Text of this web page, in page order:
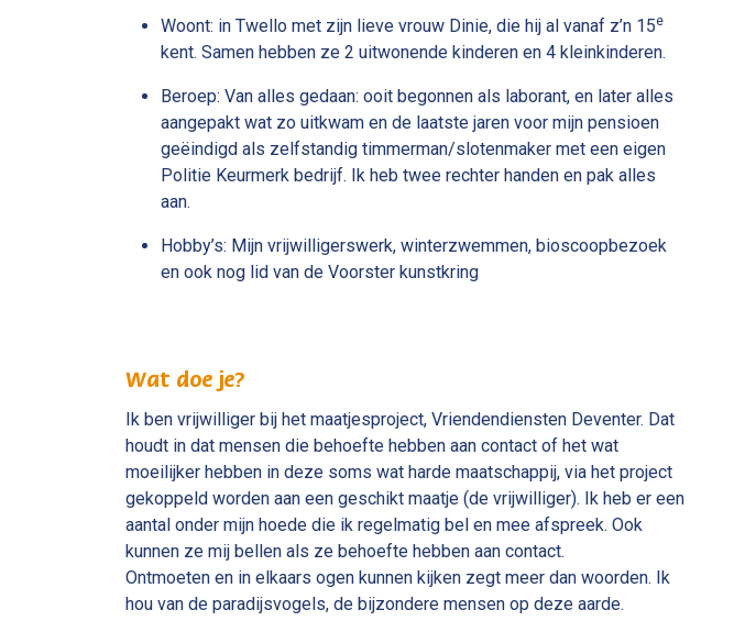
Woont: in Twello met zijn lieve vrouw Dinie, die hij al vanaf z’n 15e
kent. Samen hebben ze 2 uitwonende kinderen en 4 kleinkinderen.
Beroep: Van alles gedaan: ooit begonnen als laborant, en later alles
aangepakt wat zo uitkwam en de laatste jaren voor mijn pensioen
geëindigd als zelfstandig timmerman/slotenmaker met een eigen
Politie Keurmerk bedrijf. Ik heb twee rechter handen en pak alles
aan.
Hobby’s: Mijn vrijwilligerswerk, winterzwemmen, bioscoopbezoek
en ook nog lid van de Voorster kunstkring
Wat doe je?
Ik ben vrijwilliger bij het maatjesproject, Vriendendiensten Deventer. Dat
houdt in dat mensen die behoefte hebben aan contact of het wat
moeilijker hebben in deze soms wat harde maatschappij, via het project
gekoppeld worden aan een geschikt maatje (de vrijwilliger). Ik heb er een
aantal onder mijn hoede die ik regelmatig bel en mee afspreek. Ook
kunnen ze mij bellen als ze behoefte hebben aan contact.
Ontmoeten en in elkaars ogen kunnen kijken zegt meer dan woorden. Ik
hou van de paradijsvogels, de bijzondere mensen op deze aarde.